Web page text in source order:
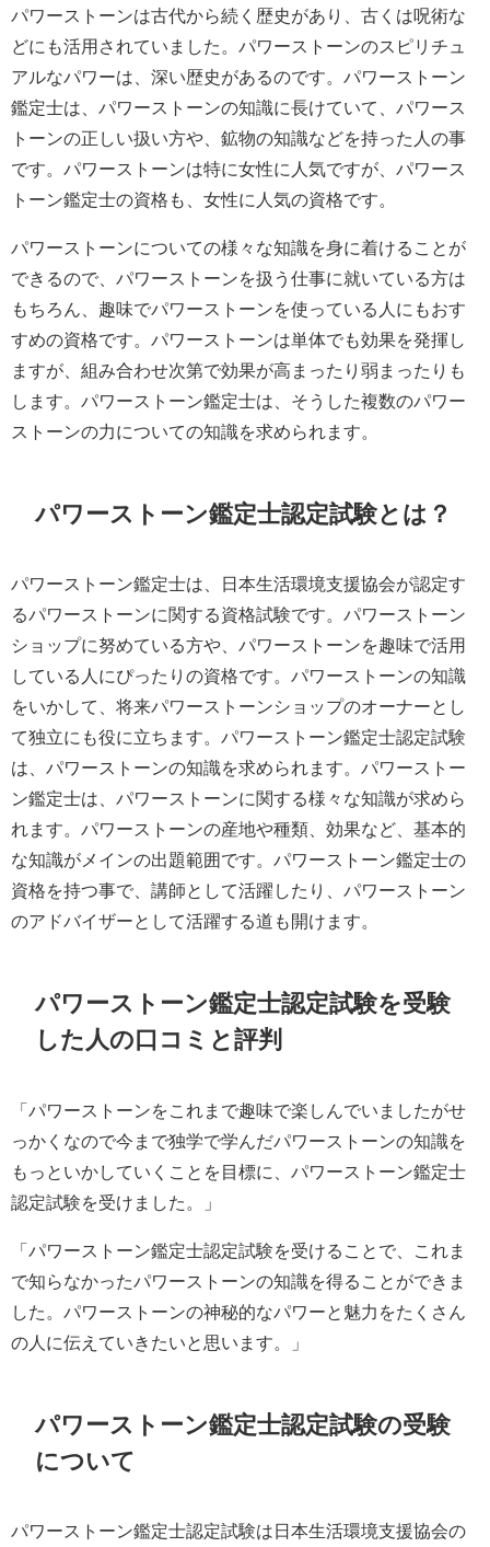
パワーストーンは古代から続く歴史があり、古くは呪術な
どにも活用されていました。パワーストーンのスピリチュ
アルなパワーは、深い歴史があるのです。パワーストーン
鑑定士は、パワーストーンの知識に長けていて、パワース
トーンの正しい扱い方や、鉱物の知識などを持った人の事
です。パワーストーンは特に女性に人気ですが、パワース
トーン鑑定士の資格も、女性に人気の資格です。
パワーストーンについての様々な知識を身に着けることが
できるので、パワーストーンを扱う仕事に就いている方は
もちろん、趣味でパワーストーンを使っている人にもおす
すめの資格です。パワーストーンは単体でも効果を発揮し
ますが、組み合わせ次第で効果が高まったり弱まったりも
します。パワーストーン鑑定士は、そうした複数のパワー
ストーンの力についての知識を求められます。
パワーストーン鑑定士認定試験とは？
パワーストーン鑑定士は、日本生活環境支援協会が認定す
るパワーストーンに関する資格試験です。パワーストーン
ショップに努めている方や、パワーストーンを趣味で活用
している人にぴったりの資格です。パワーストーンの知識
をいかして、将来パワーストーンショップのオーナーとし
て独立にも役に立ちます。パワーストーン鑑定士認定試験
は、パワーストーンの知識を求められます。パワーストー
ン鑑定士は、パワーストーンに関する様々な知識が求めら
れます。パワーストーンの産地や種類、効果など、基本的
な知識がメインの出題範囲です。パワーストーン鑑定士の
資格を持つ事で、講師として活躍したり、パワーストーン
のアドバイザーとして活躍する道も開けます。
パワーストーン鑑定士認定試験を受験
した人の口コミと評判
「パワーストーンをこれまで趣味で楽しんでいましたがせ
っかくなので今まで独学で学んだパワーストーンの知識を
もっといかしていくことを目標に、パワーストーン鑑定士
認定試験を受けました。」
「パワーストーン鑑定士認定試験を受けることで、これま
で知らなかったパワーストーンの知識を得ることができま
した。パワーストーンの神秘的なパワーと魅力をたくさん
の人に伝えていきたいと思います。」
パワーストーン鑑定士認定試験の受験
について
パワーストーン鑑定士認定試験は日本生活環境支援協会の